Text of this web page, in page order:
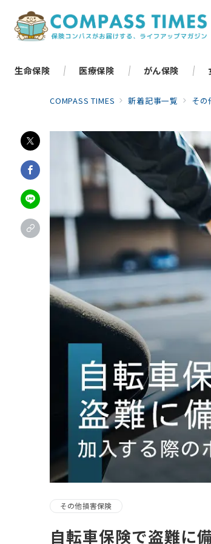
生命保険 医療保険 がん保険
COMPASS TIMES 新着記事一覧 その
その他損害保険
自転車保険で盗難に